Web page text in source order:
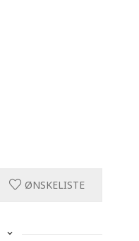
ØNSKELISTE